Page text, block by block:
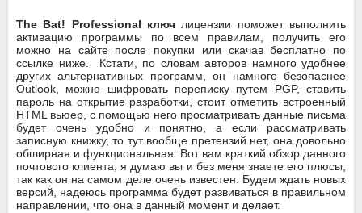
The Bat! Professional ключ лицензии поможет выполнить
активацию программы по всем правилам, получить его
можно на сайте после покупки или скачав бесплатно по
ссылке ниже. Кстати, по словам авторов намного удобнее
других альтернативных программ, он намного безопаснее
Outlook, можно шифровать переписку путем PGP, ставить
пароль на открытие разработки, стоит отметить встроенный
HTML вьюер, с помощью него просматривать данные письма
будет очень удобно и понятно, а если рассматривать
записную книжку, то тут вообще претензий нет, она довольно
обширная и функциональная. Вот вам краткий обзор данного
почтового клиента, я думаю вы и без меня знаете его плюсы,
так как он на самом деле очень известен. Будем ждать новых
версий, надеюсь программа будет развиваться в правильном
направлении, что она в данный момент и делает.